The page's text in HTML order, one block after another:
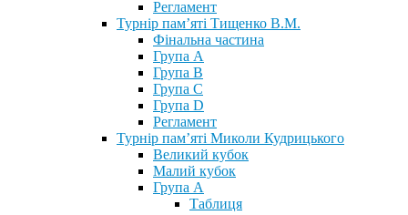
Регламент
Турнір пам’яті Тищенко В.М.
Фінальна частина
Група А
Група В
Група С
Група D
Регламент
Турнір пам’яті Миколи Кудрицького
Великий кубок
Малий кубок
Група А
Таблиця